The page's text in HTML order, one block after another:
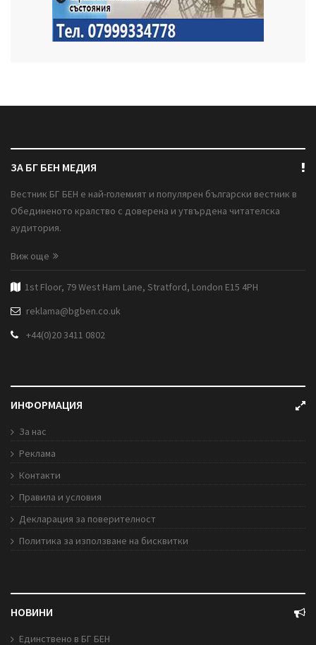
ЗА БГ БЕН МЕДИЯ
Вестник БГ БЕН е най-големият и популярен български вестник в
Обединеното кралство с доверена и утвърдена читателска
аудитория.
Виж още
1st Floor, 79 West Ham Lane, Stratford, London E15 4PH
reklama@bgben.co.uk
+44(0)20 3411 0802
ИНФОРМАЦИЯ
За нас
Реклама
Контакти
Правила и условия
Декларация за поверителност
Политика за използване на бисквитки
НОВИНИ
Единствено в БГ БЕН